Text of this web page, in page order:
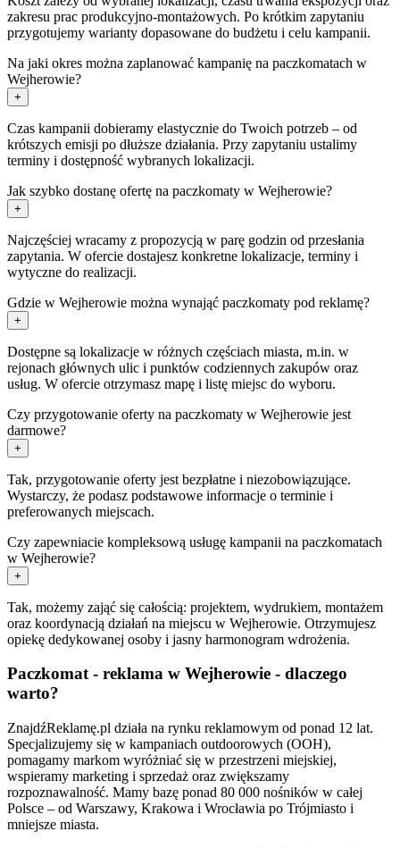
zakresu prac produkcyjno-montażowych. Po krótkim zapytaniu
przygotujemy warianty dopasowane do budżetu i celu kampanii.
Na jaki okres można zaplanować kampanię na paczkomatach w
Wejherowie?
+
Czas kampanii dobieramy elastycznie do Twoich potrzeb – od
krótszych emisji po dłuższe działania. Przy zapytaniu ustalimy
terminy i dostępność wybranych lokalizacji.
Jak szybko dostanę ofertę na paczkomaty w Wejherowie?
+
Najczęściej wracamy z propozycją w parę godzin od przesłania
zapytania. W ofercie dostajesz konkretne lokalizacje, terminy i
wytyczne do realizacji.
Gdzie w Wejherowie można wynająć paczkomaty pod reklamę?
+
Dostępne są lokalizacje w różnych częściach miasta, m.in. w
rejonach głównych ulic i punktów codziennych zakupów oraz
usług. W ofercie otrzymasz mapę i listę miejsc do wyboru.
Czy przygotowanie oferty na paczkomaty w Wejherowie jest
darmowe?
+
Tak, przygotowanie oferty jest bezpłatne i niezobowiązujące.
Wystarczy, że podasz podstawowe informacje o terminie i
preferowanych miejscach.
Czy zapewniacie kompleksową usługę kampanii na paczkomatach
w Wejherowie?
+
Tak, możemy zająć się całością: projektem, wydrukiem, montażem
oraz koordynacją działań na miejscu w Wejherowie. Otrzymujesz
opiekę dedykowanej osoby i jasny harmonogram wdrożenia.
Paczkomat - reklama w Wejherowie - dlaczego
warto?
ZnajdźReklamę.pl działa na rynku reklamowym od ponad 12 lat.
Specjalizujemy się w kampaniach outdoorowych (OOH),
pomagamy markom wyróżniać się w przestrzeni miejskiej,
wspieramy marketing i sprzedaż oraz zwiększamy
rozpoznawalność. Mamy bazę ponad 80 000 nośników w całej
Polsce – od Warszawy, Krakowa i Wrocławia po Trójmiasto i
mniejsze miasta.